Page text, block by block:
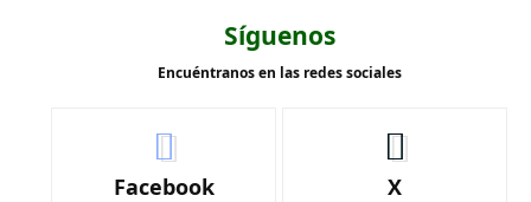
Síguenos
Encuéntranos en las redes sociales
Facebook X